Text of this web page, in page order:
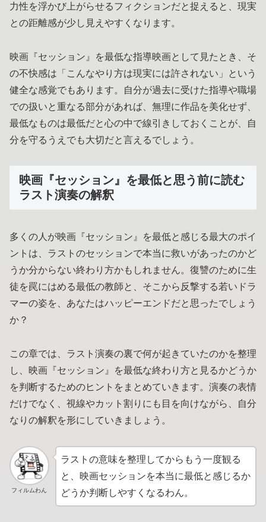
力性を浮かび上がらせるフィクションだと捉えると、現実
との距離感が少し見えやすくなります。
映画『セッション』を最低な指導映画として見たとき、そ
の不快感は「こんなやり方は現実には許されない」という
健全な感覚でもあります。自分が過去に受けた指導や職場
での扱いと重なる部分があれば、無理に作品を美化せず、
最低なものは最低だと心の中で線引きしておくことが、自
分を守るうえでも大切だと言えるでしょう。
映画『セッション』を最低と思う前に読む
ラスト演奏の解釈
多くの人が映画『セッション』を最低と感じる最大のポイ
ントは、ラストのセッションで本当に救いがあったのかど
うか分からない終わり方かもしれません。復讐のために生
徒を罠にはめる最低の教師と、そこから反撃する若いドラ
マーの姿を、あなたはハッピーエンドだと思ったでしょう
か？
この章では、ラスト演奏の裏で何が起きていたのかを整理
し、映画『セッション』を最低な終わり方と見るかどうか
を判断するためのヒントをまとめていきます。演奏の表情
だけでなく、視線やカット割りにも目を向けながら、自分
なりの解釈を形にしていきましょう。
フィルムわん
ラストの意味を整理してからもう一度観る
と、映画セッションを本当に最低と感じるか
どうか判断しやすくなるわん。